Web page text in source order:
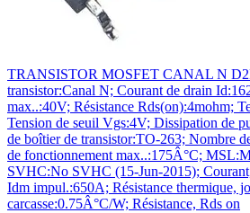
TRANSISTOR MOSFET CANAL N
transistor:Canal N; Courant de drain
max..:40V; Résistance Rds(on):4mohm;
Tension de seuil Vgs:4V; Dissipation de
de boîtier de transistor:TO-263; Nombre
de fonctionnement max..:175Â°C;
SVHC:No SVHC (15-Jun-2015);
Idm impul.:650A; Résistance thermique,
carcasse:0.75Â°C/W; Résistance, Rds on